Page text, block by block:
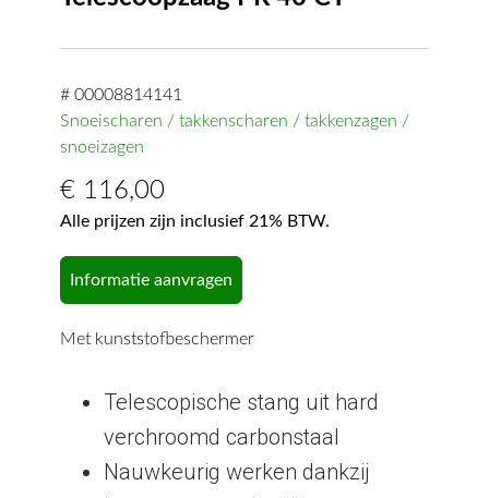
# 00008814141
Snoeischaren / takkenscharen / takkenzagen /
snoeizagen
€ 116,00
Alle prijzen zijn inclusief 21% BTW.
Informatie aanvragen
Met kunststofbeschermer
Telescopische stang uit hard
verchroomd carbonstaal
Nauwkeurig werken dankzij